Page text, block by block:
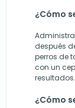
¿Cómo
después
perros de
con un
resultados.
¿Cómo